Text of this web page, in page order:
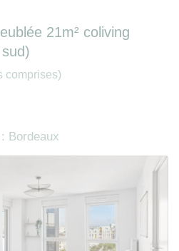
21m² coliving
comprises)
Bordeaux